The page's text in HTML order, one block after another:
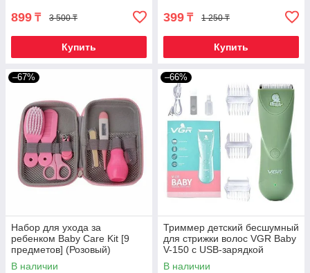
899 ₸ 3 500 ₸
Купить
399 ₸ 1 250 ₸
Купить
–67%
Набор для ухода за
ребенком Baby Care Kit [9
предметов] (Розовый)
В наличии
–66%
Триммер детский бесшумный
для стрижки волос VGR Baby
V-150 с USB-зарядкой
(Оливковый)
В наличии